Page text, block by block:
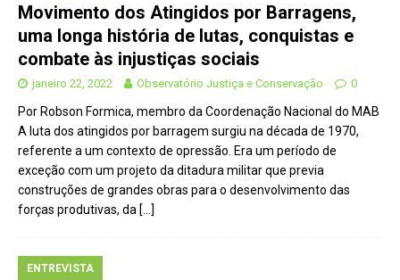
Movimento dos Atingidos por Barragens,
uma longa história de lutas, conquistas e
combate às injustiças sociais
janeiro 22, 2022 Observatório Justiça e Conservação 0
Por Robson Formica, membro da Coordenação Nacional do MAB
A luta dos atingidos por barragem surgiu na década de 1970,
referente a um contexto de opressão. Era um período de
exceção com um projeto da ditadura militar que previa
construções de grandes obras para o desenvolvimento das
forças produtivas, da […]
ENTREVISTA